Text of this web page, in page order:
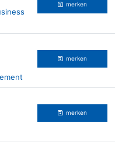
merken
merken
merken